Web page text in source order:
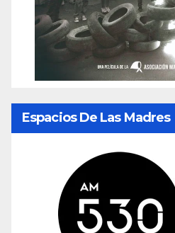
Espacios De Las Madres